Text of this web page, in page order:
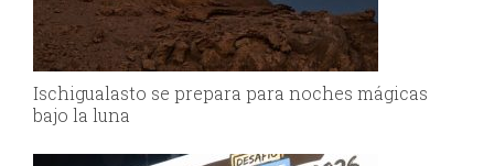
Ischigualasto se prepara para noches mágicas
bajo la luna